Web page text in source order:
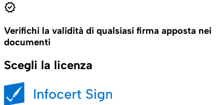
verified
Verifichi la validità di qualsiasi firma apposta nei
documenti
Scegli la licenza